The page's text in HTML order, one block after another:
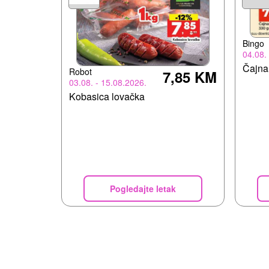
Robot
03.08. - 15.08.2026.
7,85 KM
Kobasica lovačka
Pogledajte letak
Bingo